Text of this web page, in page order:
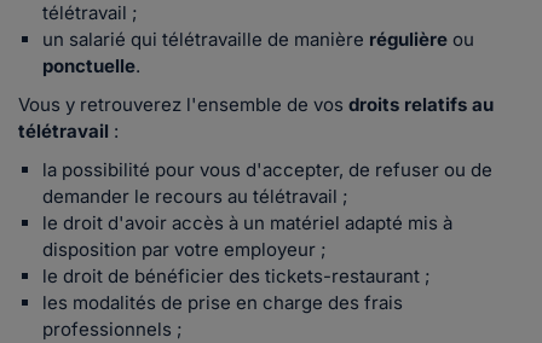
télétravail ;
un salarié qui télétravaille de manière régulière ou
ponctuelle.
Vous y retrouverez l'ensemble de vos droits relatifs au
télétravail :
la possibilité pour vous d'accepter, de refuser ou de
demander le recours au télétravail ;
le droit d'avoir accès à un matériel adapté mis à
disposition par votre employeur ;
le droit de bénéficier des tickets-restaurant ;
les modalités de prise en charge des frais
professionnels ;